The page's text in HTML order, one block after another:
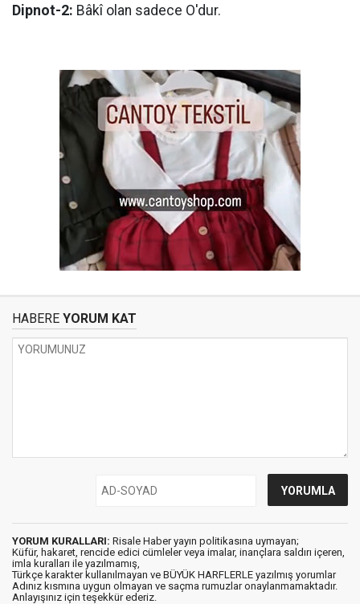
Dipnot-2: Bâkî olan sadece O'dur.
HABERE YORUM KAT
YORUM KURALLARI: Risale Haber yayın politikasına uymayan;
Küfür, hakaret, rencide edici cümleler veya imalar, inançlara saldırı içeren,
imla kuralları ile yazılmamış,
Türkçe karakter kullanılmayan ve BÜYÜK HARFLERLE yazılmış yorumlar
Adınız kısmına uygun olmayan ve saçma rumuzlar onaylanmamaktadır.
Anlayışınız için teşekkür ederiz.